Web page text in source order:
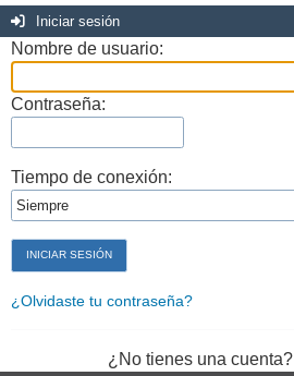
Iniciar sesión
Nombre de usuario:
Contraseña:
Tiempo de conexión:
¿Olvidaste tu contraseña?
¿No tienes una cuenta?